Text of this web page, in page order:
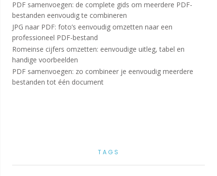
PDF samenvoegen: de complete gids om meerdere PDF-
bestanden eenvoudig te combineren
JPG naar PDF: foto’s eenvoudig omzetten naar een
professioneel PDF-bestand
Romeinse cijfers omzetten: eenvoudige uitleg, tabel en
handige voorbeelden
PDF samenvoegen: zo combineer je eenvoudig meerdere
bestanden tot één document
TAGS